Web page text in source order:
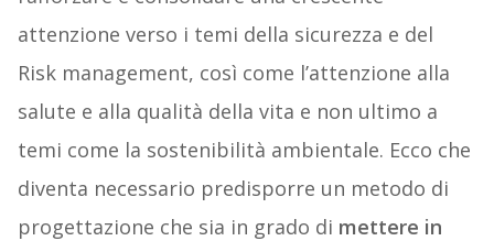
attenzione verso i temi della sicurezza e del
Risk management, così come l’attenzione alla
salute e alla qualità della vita e non ultimo a
temi come la sostenibilità ambientale. Ecco che
diventa necessario predisporre un metodo di
progettazione che sia in grado di mettere in